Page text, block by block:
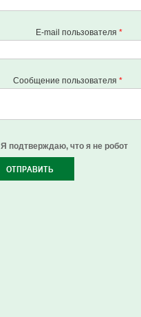
E-mail пользователя *
Сообщение пользователя *
Я подтверждаю, что я не робот